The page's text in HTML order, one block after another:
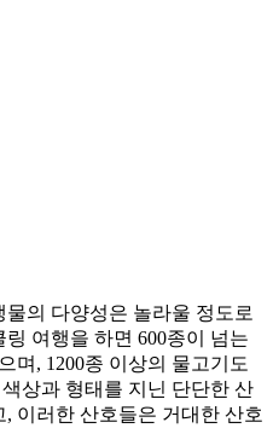
의 다양성은 놀라울 정도로
여행을 하면 600종이 넘는
며, 1200종 이상의 물고기도
상과 형태를 지닌 단단한 산
이러한 산호들은 거대한 산호